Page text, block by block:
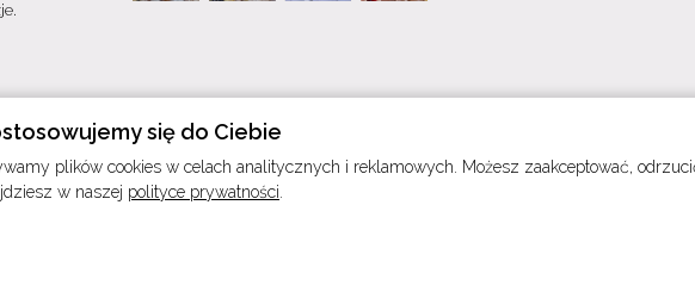
się do Ciebie
plików cookies w celach analitycznych i reklamowych. Możesz zaakceptować,
w naszej polityce prywatności